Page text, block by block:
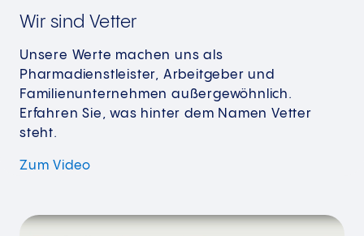
Wir sind Vetter
Unsere Werte machen uns als
Pharmadienstleister, Arbeitgeber und
Familienunternehmen außergewöhnlich.
Erfahren Sie, was hinter dem Namen Vetter
steht.
Zum Video